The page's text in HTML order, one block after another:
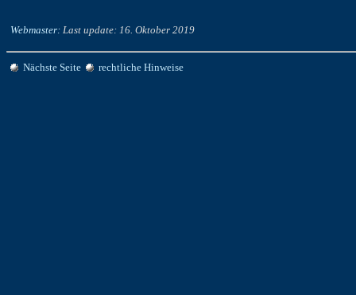
Webmaster: Last update: 16. Oktober 2019
Nächste Seite rechtliche Hinweise